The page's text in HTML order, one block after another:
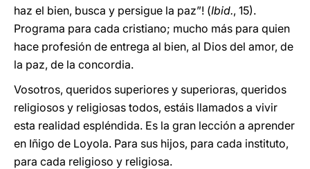
haz el bien, busca y persigue la paz”! (Ibid., 15).
Programa para cada cristiano; mucho más para quien
hace profesión de entrega al bien, al Dios del amor, de
la paz, de la concordia.
Vosotros, queridos superiores y superioras, queridos
religiosos y religiosas todos, estáis llamados a vivir
esta realidad espléndida. Es la gran lección a aprender
en Iñigo de Loyola. Para sus hijos, para cada instituto,
para cada religioso y religiosa.